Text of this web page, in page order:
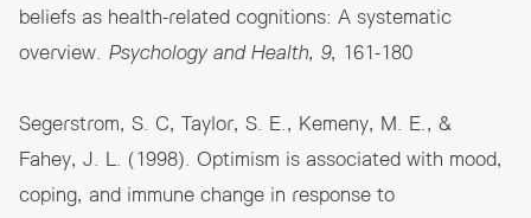
beliefs as health-related cognitions: A systematic
overview. Psychology and Health, 9, 161-180
Segerstrom, S. C, Taylor, S. E., Kemeny, M. E., &
Fahey, J. L. (1998). Optimism is associated with mood,
coping, and immune change in response to